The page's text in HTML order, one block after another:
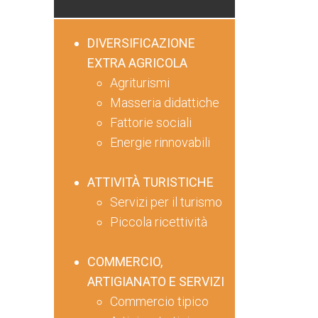
DIVERSIFICAZIONE
EXTRA AGRICOLA
Agriturismi
Masseria didattiche
Fattorie sociali
Energie rinnovabili
ATTIVITÀ TURISTICHE
Servizi per il turismo
Piccola ricettività
COMMERCIO,
ARTIGIANATO E SERVIZI
Commercio tipico